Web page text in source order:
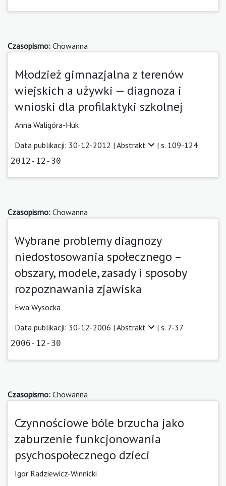
Czasopismo: Chowanna
Młodzież gimnazjalna z terenów
wiejskich a używki — diagnoza i
wnioski dla profilaktyki szkolnej
Anna Waligóra-Huk
Data publikacji: 30-12-2012 | Abstrakt | s. 109-124
2012-12-30
Czasopismo: Chowanna
Wybrane problemy diagnozy
niedostosowania społecznego –
obszary, modele, zasady i sposoby
rozpoznawania zjawiska
Ewa Wysocka
Data publikacji: 30-12-2006 | Abstrakt | s. 7-37
2006-12-30
Czasopismo: Chowanna
Czynnościowe bóle brzucha jako
zaburzenie funkcjonowania
psychospołecznego dzieci
Igor Radziewicz-Winnicki